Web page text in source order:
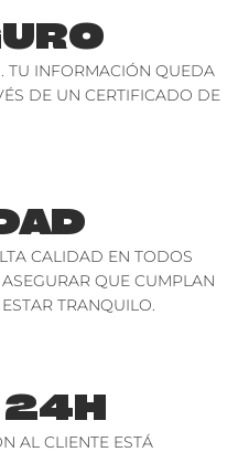
TU INFORMACIÓN QUEDA
DE UN CERTIFICADO DE
CALIDAD EN TODOS
QUE CUMPLAN
TRANQUILO.
24H
AL CLIENTE ESTÁ